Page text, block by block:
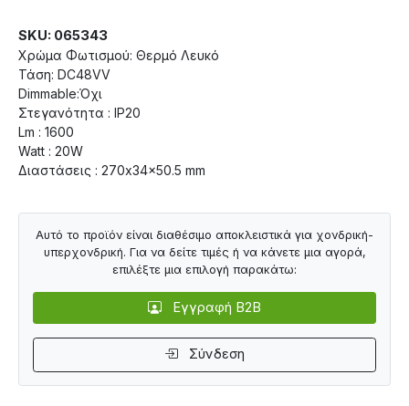
SKU: 065343
Χρώμα Φωτισμού: Θερμό Λευκό
Τάση: DC48VV
Dimmable:Όχι
Στεγανότητα : IP20
Lm : 1600
Watt : 20W
Διαστάσεις : 270x34x50.5 mm
Αυτό το προϊόν είναι διαθέσιμο αποκλειστικά για χονδρική-
υπερχονδρική. Για να δείτε τιμές ή να κάνετε μια αγορά,
επιλέξτε μια επιλογή παρακάτω:
Εγγραφή B2B
Σύνδεση